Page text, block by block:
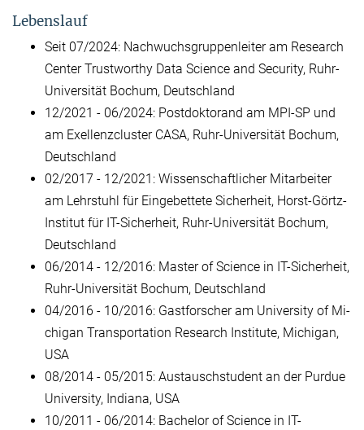
Lebenslauf
Seit 07/2024: Nachwuchsgruppenleiter am Research
Center Trustworthy Data Science and Security, Ruhr-
Uni­ver­si­tät Bo­chum, Deutschland
12/2021 - 06/2024: Postdoktorand am MPI-SP und
am Exellenzcluster CASA, Ruhr-Uni­ver­si­tät Bo­chum,
Deutschland
02/2017 - 12/2021: Wissenschaftlicher Mitarbeiter
am Lehrstuhl für Eingebettete Sicherheit, Horst-Görtz-
In­sti­tu­t für IT-Sicherheit, Ruhr-Uni­ver­si­tät Bo­chum,
Deutschland
06/2014 - 12/2016: Mas­ter of Sci­ence in IT-Sicherheit,
Ruhr-Uni­ver­si­tät Bo­chum, Deutschland
04/2016 - 10/2016: Gastforscher am Uni­ver­si­ty of Mi­
chi­gan Trans­por­ta­ti­on Re­se­arch In­sti­tu­te, Mi­chi­gan,
USA
08/2014 - 05/2015: Austauschstudent an der Pur­due
Uni­ver­si­ty, In­di­a­na, USA
10/2011 - 06/2014: Ba­che­lor of Sci­ence in IT-